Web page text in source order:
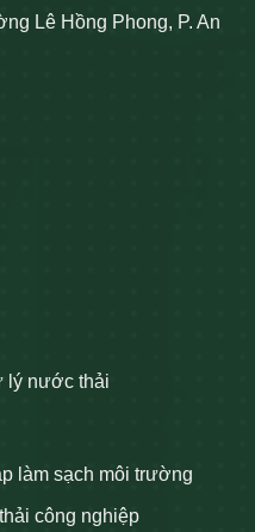
Lê Hồng Phong, P. An
lý nước thải
làm sạch môi trường
công nghiệp